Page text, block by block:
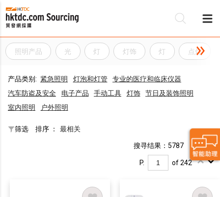
照明产品 光 灯 灯饰 灯 点灯
产品类别: 紧急照明 灯泡和灯管
专业的医疗和临床仪器
汽车防盗及安全
电子产品 手动工具 灯饰
节日及装饰照明
室内照明
户外照明
筛选 排序 ： 最相关
搜寻结果：5787
P. of 242